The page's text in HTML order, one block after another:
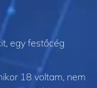
egy festőcég
18 voltam, nem